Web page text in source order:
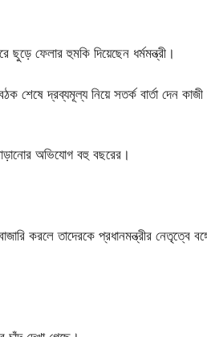
ছুড়ে ফেলার হুমকি দিয়েছেন ধর্মমন্ত্রী।
শেষে দ্রব্যমূল্য নিয়ে সতর্ক বার্তা দেন
অভিযোগ বহু বছরের।
করলে তাদেরকে প্রধানমন্ত্রীর নেতৃত্বে